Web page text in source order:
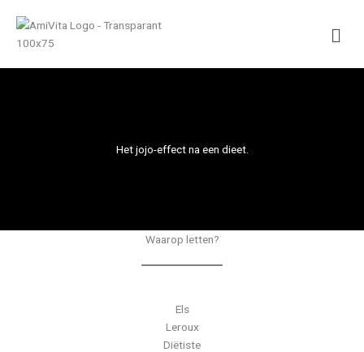
content
Het jojo-effect na een dieet.
Waarop letten?
Els
Leroux
Diëtiste